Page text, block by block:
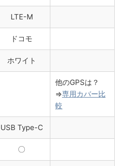
LTE-M
ドコモ
ホワイト
他のGPSは？
⇒専用カバー比
較
USB Type-C
〇